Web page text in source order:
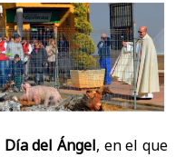
Día del Ángel, en el que